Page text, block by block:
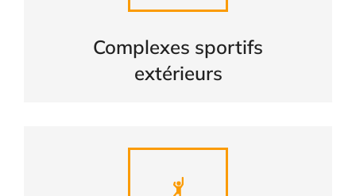
Complexes sportifs
extérieurs
CONSULTER
Liste complète des clubs de